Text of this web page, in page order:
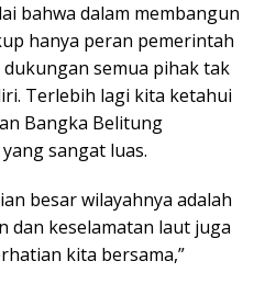
bahwa dalam membangun
hanya peran pemerintah
semua pihak tak
Terlebih lagi kita ketahui
Bangka Belitung
sangat luas.
besar wilayahnya adalah
dan keselamatan laut juga
kita bersama,”